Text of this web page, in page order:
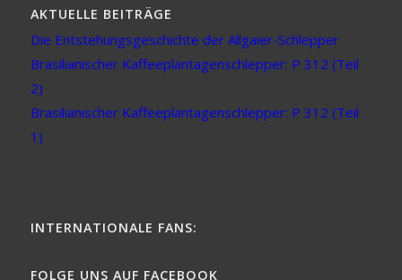
AKTUELLE BEITRÄGE
Die Entstehungsgeschichte der Allgaier-Schlepper
Brasilianischer Kaffeeplantagenschlepper: P 312 (Teil
2)
Brasilianischer Kaffeeplantagenschlepper: P 312 (Teil
1)
INTERNATIONALE FANS:
FOLGE UNS AUF FACEBOOK